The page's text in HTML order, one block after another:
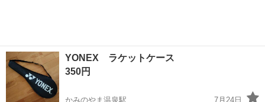
YONEX ラケットケース
350円
かみのやま温泉駅
7月24日